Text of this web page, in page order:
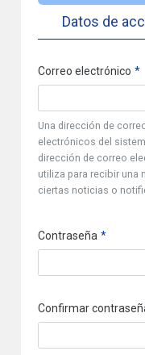
Datos de
Correo electrónico
Una dirección de
electrónicos del
dirección de correo
utiliza para recibir una
ciertas noticias o
Contraseña
Confirmar